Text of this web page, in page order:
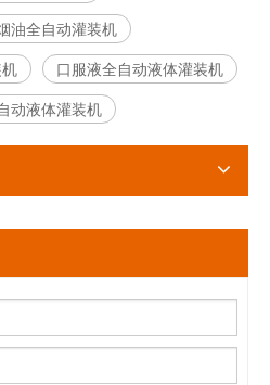
油全自动灌装机
口服液全自动液体灌装机
动液体灌装机